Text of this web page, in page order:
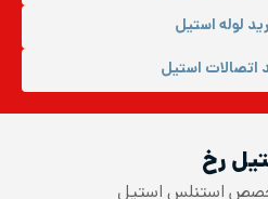
لوله استیل
اتصالات استیل
رخ